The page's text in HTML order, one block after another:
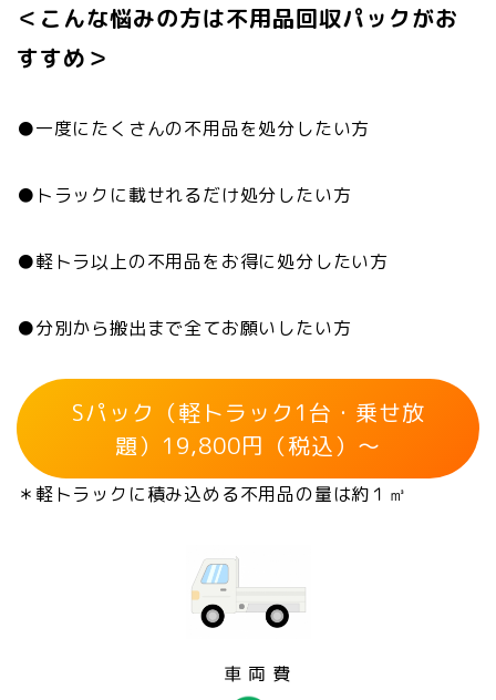
＜こんな悩みの方は不用品回収パックがお
すすめ＞
●一度にたくさんの不用品を処分したい方
●トラックに載せれるだけ処分したい方
●軽トラ以上の不用品をお得に処分したい方
●分別から搬出まで全てお願いしたい方
Sパック（軽トラック1台・乗せ放
題）19,800円（税込）～
＊軽トラックに積み込める不用品の量は約１㎥
車 両 費